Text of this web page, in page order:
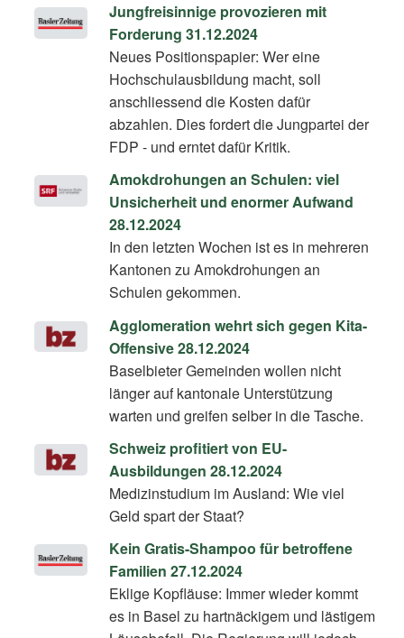
Jungfreisinnige provozieren mit
Forderung 31.12.2024
Neues Positionspapier: Wer eine
Hochschulausbildung macht, soll
anschliessend die Kosten dafür
abzahlen. Dies fordert die Jungpartei der
FDP - und erntet dafür Kritik.
Amokdrohungen an Schulen: viel
Unsicherheit und enormer Aufwand
28.12.2024
In den letzten Wochen ist es in mehreren
Kantonen zu Amokdrohungen an
Schulen gekommen.
Agglomeration wehrt sich gegen Kita-
Offensive 28.12.2024
Baselbieter Gemeinden wollen nicht
länger auf kantonale Unterstützung
warten und greifen selber in die Tasche.
Schweiz profitiert von EU-
Ausbildungen 28.12.2024
Medizinstudium im Ausland: Wie viel
Geld spart der Staat?
Kein Gratis-Shampoo für betroffene
Familien 27.12.2024
Eklige Kopfläuse: Immer wieder kommt
es in Basel zu hartnäckigem und lästigem